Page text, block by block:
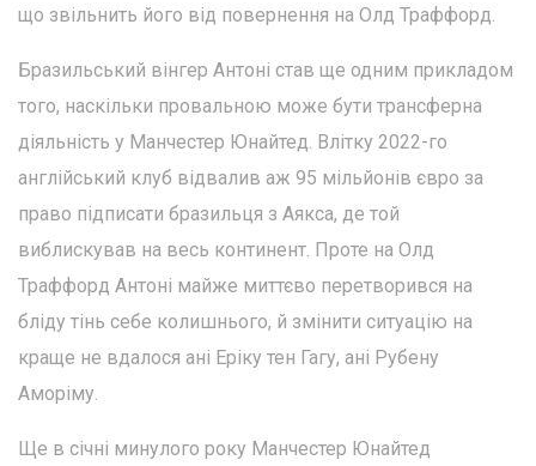
що звільнить його від повернення на Олд Траффорд.
Бразильський вінгер Антоні став ще одним прикладом
того, наскільки провальною може бути трансферна
діяльність у Манчестер Юнайтед. Влітку 2022-го
англійський клуб відвалив аж 95 мільйонів євро за
право підписати бразильця з Аякса, де той
виблискував на весь континент. Проте на Олд
Траффорд Антоні майже миттєво перетворився на
бліду тінь себе колишнього, й змінити ситуацію на
краще не вдалося ані Еріку тен Гагу, ані Рубену
Аморіму.
Ще в січні минулого року Манчестер Юнайтед